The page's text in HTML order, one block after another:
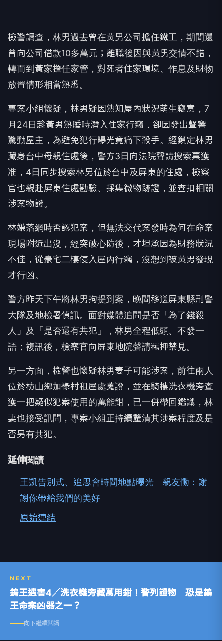
檢警調查，林男過去曾在黃男公司擔任鐵工，期間還
曾向公司借款10多萬元；離職後因與黃男交情不錯，
轉而到黃家擔任家管，對死者住家環境、作息及財物
放置情形相當熟悉。
專案小組懷疑，林男疑因熟知屋內狀況萌生竊意，7
月24日趁黃男熟睡時潛入住家行竊，卻因發出聲響
驚動屋主，為避免犯行曝光竟痛下殺手。經鎖定林男
藏身台中母親住處後，警方3日向法院聲請搜索票獲
准，4日同步搜索林男位於台中及屏東的住處，檢察
官也親赴屏東住處勘驗、採集微物跡證，並查扣相關
涉案物證。
林嫌落網時否認犯案，但無法交代案發時為何在命案
現場附近出沒，經突破心防後，才坦承因為財務狀況
不佳，從豪宅二樓侵入屋內行竊，沒想到被黃男發現
才行凶。
警方昨天下午將林男拘提到案，晚間移送屏東縣刑警
大隊及地檢署偵訊。面對媒體追問是否「為了錢殺
人」及「是否還有共犯」，林男全程低頭、不發一
語；複訊後，檢察官向屏東地院聲請羈押禁見。
另一方面，檢警也懷疑林男妻子可能涉案，前往兩人
位於枋山鄉加祿村租屋處蒐證，並在騎樓洗衣機旁查
獲一把疑似犯案使用的萬能鉗，已一併帶回鑑識，林
妻也接受訊問，專案小組正持續釐清其涉案程度及是
否另有共犯。
延伸閱讀
王凱告別式、追思會時間地點曝光 親友慟：謝
謝你帶給我們的美好
原始連結
NEXT
鎢王遇害4／洗衣機旁藏萬用鉗！警列證物 恐是鎢
王命案凶器之一？
向下繼續閱讀